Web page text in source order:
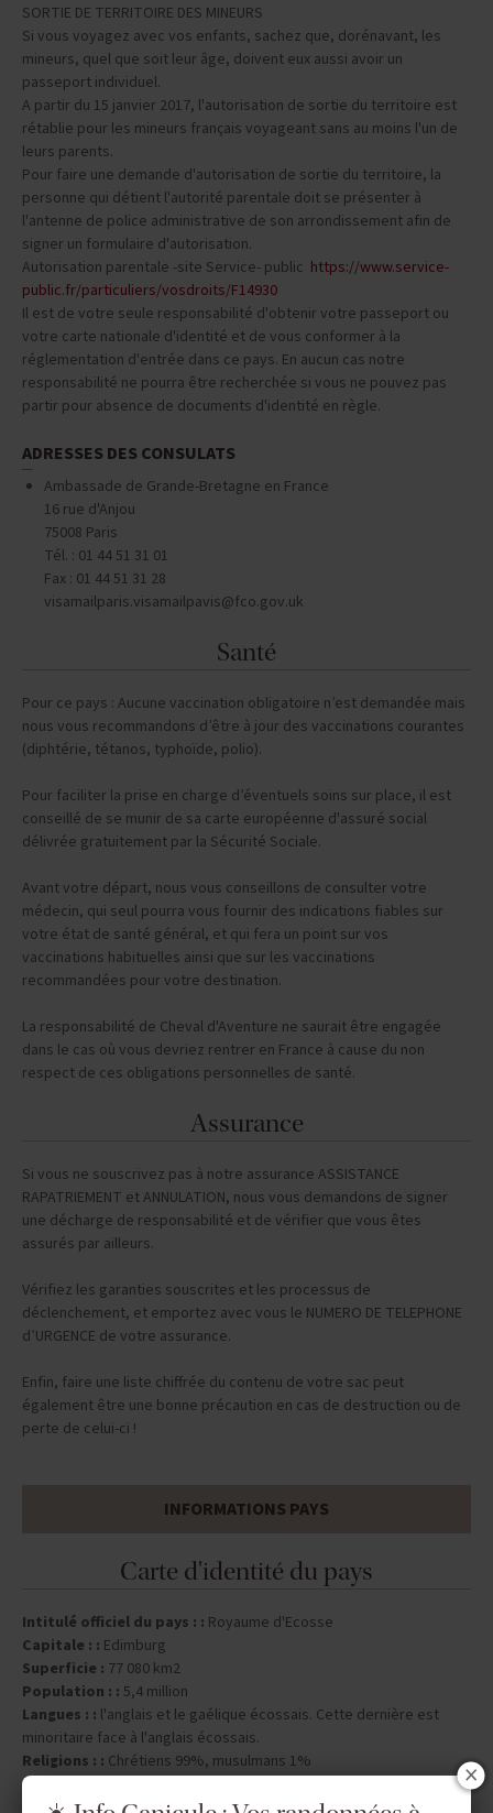
SORTIE DE TERRITOIRE DES MINEURS
Si vous voyagez avec vos enfants, sachez que, dorénavant, les
mineurs, quel que soit leur âge, doivent eux aussi avoir un
passeport individuel.
A partir du 15 janvier 2017, l'autorisation de sortie du territoire est
rétablie pour les mineurs français voyageant sans au moins l'un de
leurs parents.
Pour faire une demande d'autorisation de sortie du territoire, la
personne qui détient l'autorité parentale doit se présenter à
l'antenne de police administrative de son arrondissement afin de
signer un formulaire d'autorisation.
Autorisation parentale -site Service- public https://www.service-
public.fr/particuliers/vosdroits/F14930
Il est de votre seule responsabilité d'obtenir votre passeport ou
votre carte nationale d'identité et de vous conformer à la
réglementation d'entrée dans ce pays. En aucun cas notre
responsabilité ne pourra être recherchée si vous ne pouvez pas
partir pour absence de documents d'identité en règle.
ADRESSES DES CONSULATS
Ambassade de Grande-Bretagne en France
16 rue d'Anjou
75008 Paris
Tél. : 01 44 51 31 01
Fax : 01 44 51 31 28
visamailparis.visamailpavis@fco.gov.uk
Santé
Pour ce pays : Aucune vaccination obligatoire n’est demandée mais
nous vous recommandons d’être à jour des vaccinations courantes
(diphtérie, tétanos, typhoïde, polio).
Pour faciliter la prise en charge d’éventuels soins sur place, il est
conseillé de se munir de sa carte européenne d'assuré social
délivrée gratuitement par la Sécurité Sociale.
Avant votre départ, nous vous conseillons de consulter votre
médecin, qui seul pourra vous fournir des indications fiables sur
votre état de santé général, et qui fera un point sur vos
vaccinations habituelles ainsi que sur les vaccinations
recommandées pour votre destination.
La responsabilité de Cheval d'Aventure ne saurait être engagée
dans le cas où vous devriez rentrer en France à cause du non
respect de ces obligations personnelles de santé.
Assurance
Si vous ne souscrivez pas à notre assurance ASSISTANCE
RAPATRIEMENT et ANNULATION, nous vous demandons de signer
une décharge de responsabilité et de vérifier que vous êtes
assurés par ailleurs.
Vérifiez les garanties souscrites et les processus de
déclenchement, et emportez avec vous le NUMERO DE TELEPHONE
d’URGENCE de votre assurance.
Enfin, faire une liste chiffrée du contenu de votre sac peut
également être une bonne précaution en cas de destruction ou de
perte de celui-ci !
INFORMATIONS PAYS
Carte d'identité du pays
Intitulé officiel du pays : : Royaume d'Ecosse
Capitale : : Edimburg
Superficie : 77 080 km2
Population : : 5,4 million
Langues : : l'anglais et le gaélique écossais. Cette dernière est
minoritaire face à l'anglais écossais.
Religions : : Chrétiens 99%, musulmans 1%